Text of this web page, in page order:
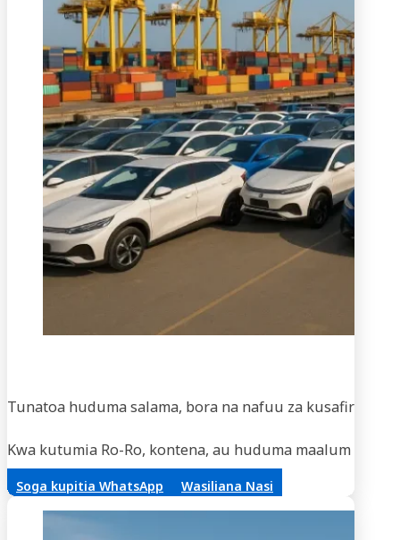
Tunatoa huduma salama, bora na nafuu za kusafirisha
Kwa kutumia Ro-Ro, kontena, au huduma maalum za
Soga kupitia WhatsApp Wasiliana Nasi